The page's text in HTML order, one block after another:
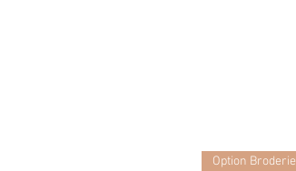
Option Broderie